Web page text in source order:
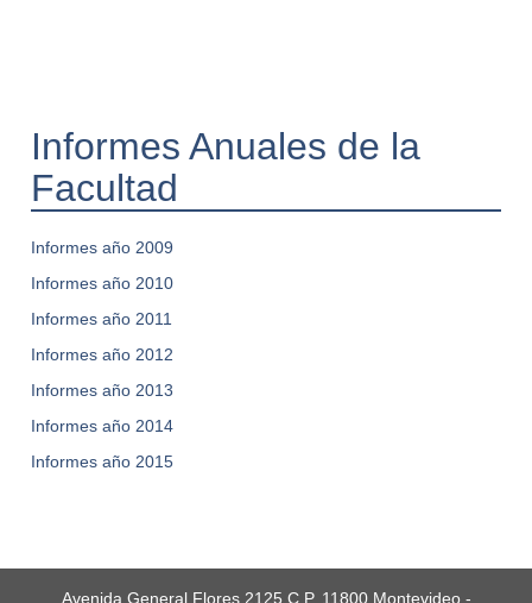
Informes Anuales de la
Facultad
Informes año 2009
Informes año 2010
Informes año 2011
Informes año 2012
Informes año 2013
Informes año 2014
Informes año 2015
Avenida General Flores 2125 C.P. 11800 Montevideo -